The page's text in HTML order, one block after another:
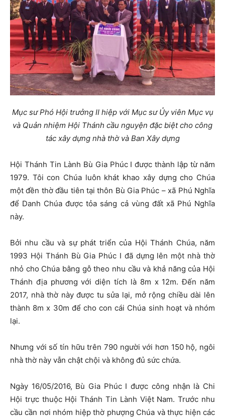
Mục sư Phó Hội trưởng II hiệp với Mục sư Ủy viên Mục vụ
và Quản nhiệm Hội Thánh cầu nguyện đặc biệt cho công
tác xây dựng nhà thờ và Ban Xây dựng
Hội Thánh Tin Lành Bù Gia Phúc I được thành lập từ năm
1979. Tôi con Chúa luôn khát khao xây dựng cho Chúa
một đền thờ đầu tiên tại thôn Bù Gia Phúc – xã Phú Nghĩa
để Danh Chúa được tỏa sáng cả vùng đất xã Phú Nghĩa
này.
Bởi nhu cầu và sự phát triển của Hội Thánh Chúa, năm
1993 Hội Thánh Bù Gia Phúc I đã dựng lên một nhà thờ
nhỏ cho Chúa bằng gỗ theo nhu cầu và khả năng của Hội
Thánh địa phương với diện tích là 8m x 12m. Đến năm
2017, nhà thờ này được tu sửa lại, mở rộng chiều dài lên
thành 8m x 30m để cho con cái Chúa sinh hoạt và nhóm
lại.
Nhưng với số tín hữu trên 790 người với hơn 150 hộ, ngôi
nhà thờ này vẫn chật chội và không đủ sức chứa.
Ngày 16/05/2016, Bù Gia Phúc I được công nhận là Chi
Hội trực thuộc Hội Thánh Tin Lành Việt Nam. Trước nhu
cầu cần nơi nhóm hiệp thờ phượng Chúa và thực hiện các